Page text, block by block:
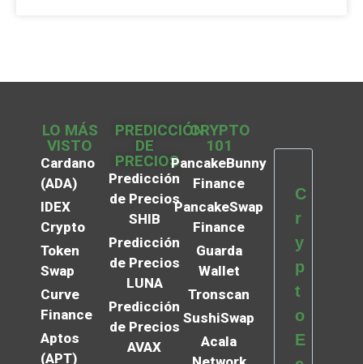
LO MÁS
VISTO
Cardano
(ADA)
IDEX
Crypto
Token
Swap
Curve
Finance
Aptos
(APT)
PREDICCIÓN
DE
PRECIOS
Predicción
de Precios
SHIB
Predicción
de Precios
LUNA
Predicción
de Precios
AVAX
CRYPTO
101
PancakeBunny
Finance
PancakeSwap
Finance
Guarda
Wallet
Tronscan
SushiSwap
Acala
C
r
y
p
t
o
E